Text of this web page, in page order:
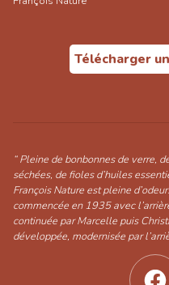
Télécharger
“ Pleine de bonbonnes de verre,
séchées, de fioles d’huiles
François Nature est pleine
commencée en 1935 avec
continuée par Marcelle puis
développée, modernisée par